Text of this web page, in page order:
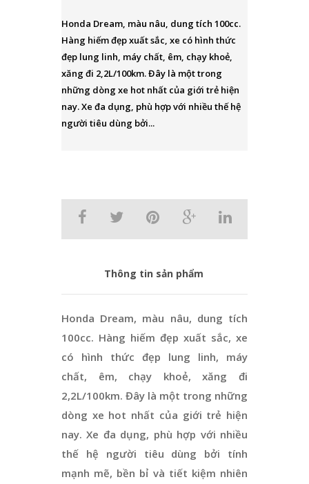
Honda Dream, màu nâu, dung tích 100cc.
Hàng hiếm đẹp xuất sắc, xe có hình thức
đẹp lung linh, máy chất, êm, chạy khoẻ,
xăng đi 2,2L/100km. Đây là một trong
những dòng xe hot nhất của giới trẻ hiện
nay. Xe đa dụng, phù hợp với nhiều thế hệ
người tiêu dùng bởi...
Thông tin sản phẩm
Honda Dream, màu nâu, dung tích
100cc. Hàng hiếm đẹp xuất sắc, xe
có hình thức đẹp lung linh, máy
chất, êm, chạy khoẻ, xăng đi
2,2L/100km. Đây là một trong những
dòng xe hot nhất của giới trẻ hiện
nay. Xe đa dụng, phù hợp với nhiều
thế hệ người tiêu dùng bởi tính
mạnh mẽ, bền bỉ và tiết kiệm nhiên